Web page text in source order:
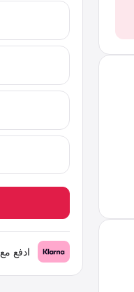
ادفع مع Klarna على 3 دفعات بقيمة